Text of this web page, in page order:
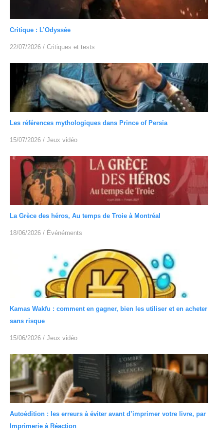
Critique : L’Odyssée
22/07/2026 / Critiques et tests
Les références mythologiques dans Prince of Persia
15/07/2026 / Jeux vidéo
La Grèce des héros, Au temps de Troie à Montréal
18/06/2026 / Événéments
Kamas Wakfu : comment en gagner, bien les utiliser et en acheter
sans risque
15/06/2026 / Jeux vidéo
Autoédition : les erreurs à éviter avant d’imprimer votre livre, par
Imprimerie à Réaction